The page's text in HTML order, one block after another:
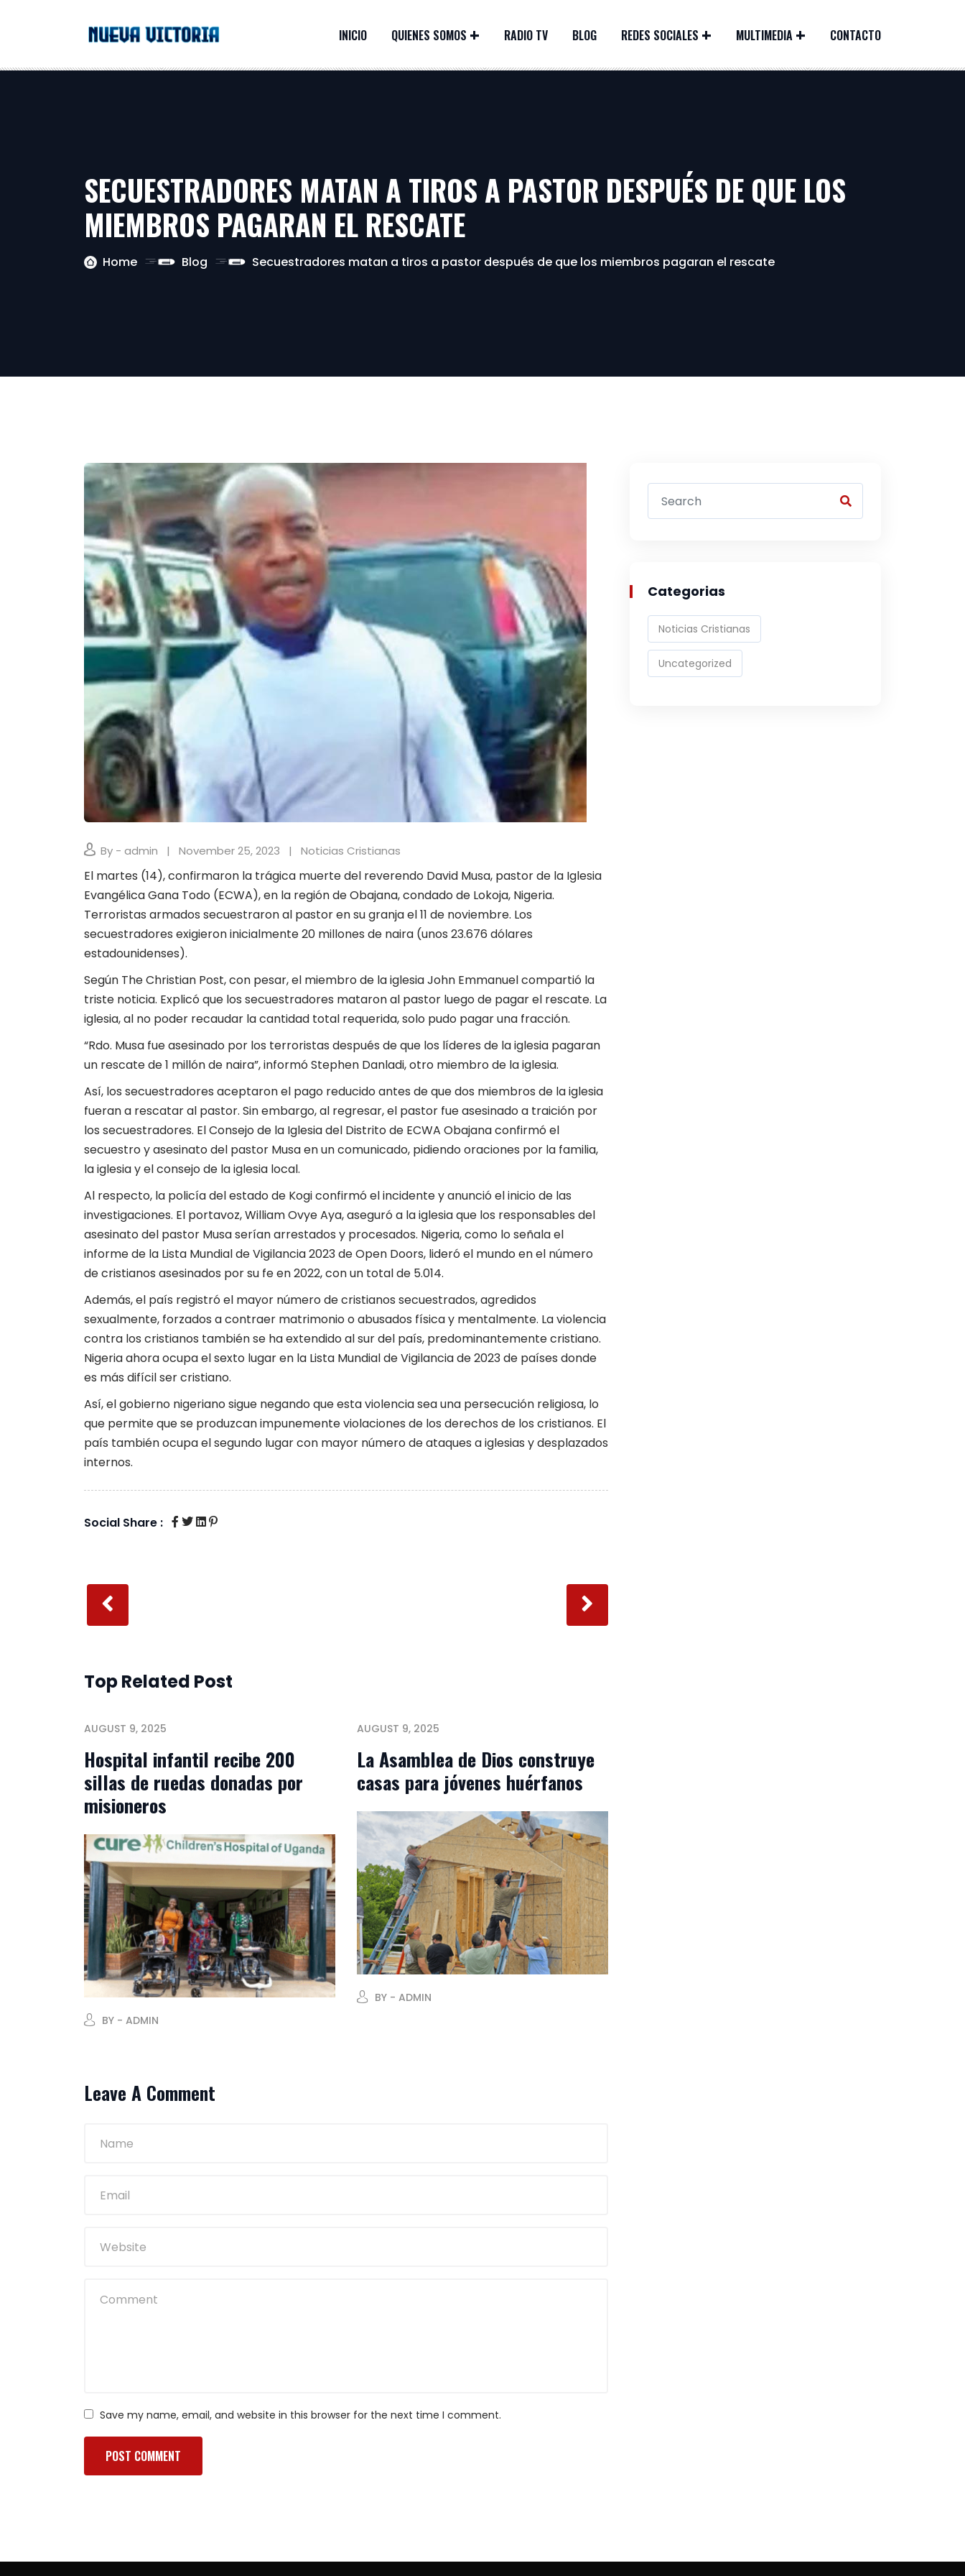
INICIO QUIENES SOMOS RADIO TV BLOG REDES SOCIALES MULTIMEDIA CONTACTO
SECUESTRADORES MATAN A TIROS A PASTOR DESPUÉS DE QUE LOS
MIEMBROS PAGARAN EL RESCATE
Home Blog Secuestradores matan a tiros a pastor después de que los miembros pagaran el rescate
By - admin November 25, 2023 Noticias Cristianas
El martes (14), confirmaron la trágica muerte del reverendo David Musa, pastor de la Iglesia
Evangélica Gana Todo (ECWA), en la región de Obajana, condado de Lokoja, Nigeria.
Terroristas armados secuestraron al pastor en su granja el 11 de noviembre. Los
secuestradores exigieron inicialmente 20 millones de naira (unos 23.676 dólares
estadounidenses).
Según The Christian Post, con pesar, el miembro de la iglesia John Emmanuel compartió la
triste noticia. Explicó que los secuestradores mataron al pastor luego de pagar el rescate. La
iglesia, al no poder recaudar la cantidad total requerida, solo pudo pagar una fracción.
“Rdo. Musa fue asesinado por los terroristas después de que los líderes de la iglesia pagaran
un rescate de 1 millón de naira”, informó Stephen Danladi, otro miembro de la iglesia.
Así, los secuestradores aceptaron el pago reducido antes de que dos miembros de la iglesia
fueran a rescatar al pastor. Sin embargo, al regresar, el pastor fue asesinado a traición por
los secuestradores. El Consejo de la Iglesia del Distrito de ECWA Obajana confirmó el
secuestro y asesinato del pastor Musa en un comunicado, pidiendo oraciones por la familia,
la iglesia y el consejo de la iglesia local.
Al respecto, la policía del estado de Kogi confirmó el incidente y anunció el inicio de las
investigaciones. El portavoz, William Ovye Aya, aseguró a la iglesia que los responsables del
asesinato del pastor Musa serían arrestados y procesados. Nigeria, como lo señala el
informe de la Lista Mundial de Vigilancia 2023 de Open Doors, lideró el mundo en el número
de cristianos asesinados por su fe en 2022, con un total de 5.014.
Además, el país registró el mayor número de cristianos secuestrados, agredidos
sexualmente, forzados a contraer matrimonio o abusados ​​física y mentalmente. La violencia
contra los cristianos también se ha extendido al sur del país, predominantemente cristiano.
Nigeria ahora ocupa el sexto lugar en la Lista Mundial de Vigilancia de 2023 de países donde
es más difícil ser cristiano.
Así, el gobierno nigeriano sigue negando que esta violencia sea una persecución religiosa, lo
que permite que se produzcan impunemente violaciones de los derechos de los cristianos. El
país también ocupa el segundo lugar con mayor número de ataques a iglesias y desplazados
internos.
Social Share :
Top Related Post
AUGUST 9, 2025
Hospital infantil recibe 200
sillas de ruedas donadas por
misioneros
BY - ADMIN
AUGUST 9, 2025
La Asamblea de Dios construye
casas para jóvenes huérfanos
BY - ADMIN
Leave A Comment
Save my name, email, and website in this browser for the next time I comment.
Categorias
Noticias Cristianas
Uncategorized